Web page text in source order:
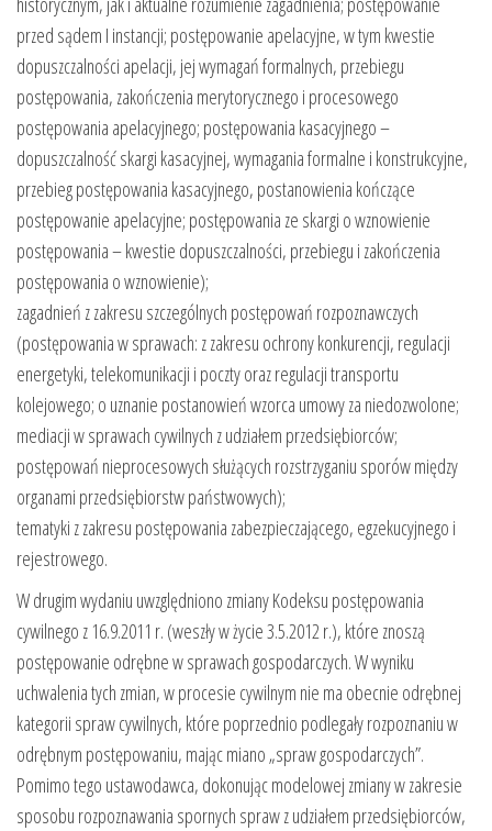
przed sądem I instancji; postępowanie apelacyjne, w tym kwestie
dopuszczalności apelacji, jej wymagań formalnych, przebiegu
postępowania, zakończenia merytorycznego i procesowego
postępowania apelacyjnego; postępowania kasacyjnego –
dopuszczalność skargi kasacyjnej, wymagania formalne i konstrukcyjne,
przebieg postępowania kasacyjnego, postanowienia kończące
postępowanie apelacyjne; postępowania ze skargi o wznowienie
postępowania – kwestie dopuszczalności, przebiegu i zakończenia
postępowania o wznowienie);
zagadnień z zakresu szczególnych postępowań rozpoznawczych
(postępowania w sprawach: z zakresu ochrony konkurencji, regulacji
energetyki, telekomunikacji i poczty oraz regulacji transportu
kolejowego; o uznanie postanowień wzorca umowy za niedozwolone;
mediacji w sprawach cywilnych z udziałem przedsiębiorców;
postępowań nieprocesowych służących rozstrzyganiu sporów między
organami przedsiębiorstw państwowych);
tematyki z zakresu postępowania zabezpieczającego, egzekucyjnego i
rejestrowego.
W drugim wydaniu uwzględniono zmiany Kodeksu postępowania
cywilnego z 16.9.2011 r. (weszły w życie 3.5.2012 r.), które znoszą
postępowanie odrębne w sprawach gospodarczych. W wyniku
uchwalenia tych zmian, w procesie cywilnym nie ma obecnie odrębnej
kategorii spraw cywilnych, które poprzednio podlegały rozpoznaniu w
odrębnym postępowaniu, mając miano „spraw gospodarczych”.
Pomimo tego ustawodawca, dokonując modelowej zmiany w zakresie
sposobu rozpoznawania spornych spraw z udziałem przedsiębiorców,